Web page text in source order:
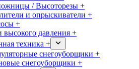
/ Высоторезы +
и опрыскиватели +
+
давления +
техника +
снегоуборщики +
снегоуборщики +